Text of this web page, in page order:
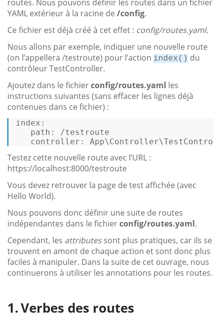
routes. Nous pouvons définir les routes dans un fichier
YAML extérieur à la racine de /config.
Ce fichier est déjà créé à cet effet : config/routes.yaml.
Nous allons par exemple, indiquer une nouvelle route
(on l’appellera /testroute) pour l’action index() du
contrôleur TestController.
Ajoutez dans le fichierconfig/routes.yaml les
instructions suivantes (sans effacer les lignes déjà
contenues dans ce fichier) :
index :
path: /testroute
controller:
Testez cette nouvelle route avec l’URL :
https://localhost:8000/testroute
Vous devez retrouver la page de test affichée (avec
Hello World).
Nous pouvons donc définir une suite de routes
indépendantes dans le fichierconfig/routes.yaml.
Cependant, les attributessont plus pratiques, car ils se
trouvent en amont de chaque action et sont donc plus
faciles à manipuler. Dans la suite de cet ouvrage, nous
continuerons à utiliser les annotations pour les routes.
Verbes des routes